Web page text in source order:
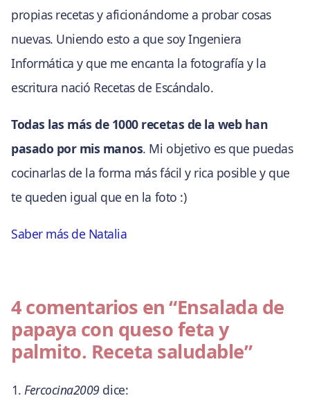
propias recetas y aficionándome a probar cosas
nuevas. Uniendo esto a que soy Ingeniera
Informática y que me encanta la fotografía y la
escritura nació Recetas de Escándalo.
Todas las más de 1000 recetas de la web han
pasado por mis manos. Mi objetivo es que puedas
cocinarlas de la forma más fácil y rica posible y que
te queden igual que en la foto :)
Saber más de Natalia
4 comentarios en“Ensalada de
papaya con queso feta y
palmito. Receta saludable”
Fercocina2009 dice: